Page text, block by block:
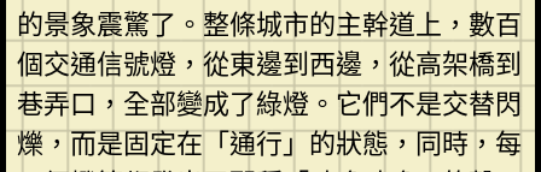
的景象震驚了。整條城市的主幹道上，數百
個交通信號燈，從東邊到西邊，從高架橋到
巷弄口，全部變成了綠燈。它們不是交替閃
爍，而是固定在「通行」的狀態，同時，每